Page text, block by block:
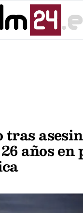
tras
años en